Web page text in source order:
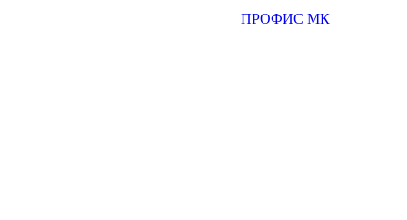
ПРОФИС МК